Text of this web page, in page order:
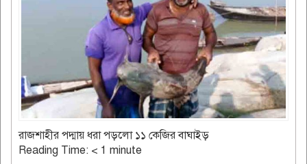
রাজশাহীর পদ্মায় ধরা পড়লো ১১ কেজির বাঘাইড়
Reading Time: < 1 minute